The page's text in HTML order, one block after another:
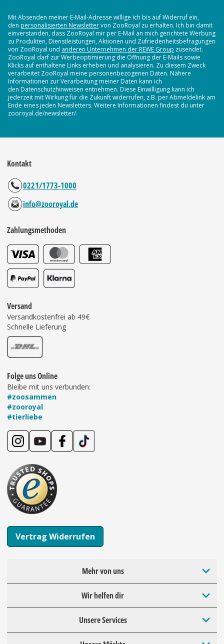
Mit Absenden meiner E-Mail-Adresse willige ich bis auf Widerruf ein,
den personalisierten Newslettervon ZooRoyal zu erhalten. Ich bin damit
einverstanden, dass ZooRoyal mir per E-Mail an mich gerichtete Werbung
zu Produkten, Dienstleistungen, Aktionen und Zufriedenheitsbefragungen
von ZooRoyal und anderen Unternehmen der REWE Group zusendet.
ZooRoyal darf zur Werbeoptimierung die Öffnung der E-Mails sowie
Klicks auf enthaltene Links erheben und analysieren. Zu diesem Zweck
verarbeitet ZooRoyal meine personenbezogenen Daten. Nähere
Informationen zur Verarbeitung meiner Daten kann ich
den Datenschutzhinweisen entnehmen. Diese Einwilligung kann ich
jederzeit mit Wirkung für die Zukunft widerrufen, z.B. per Abmeldelink am
Ende eines jeden Newsletters. Weitere Informationen findest du unter
zooroyal.de/newsletter/.
Kontakt
0221/1773-1000
info@zooroyal.de
Zahlungsmethoden
Versand
Versandkostenfrei ab 49€
Schnelle Lieferung
Folge uns Online
Bleibe mit uns verbunden:
#zoosammen
#zooroyal
#tierliebe
Vertrag Widerrufen
Mehr von uns
Wir helfen dir
Unsere Services